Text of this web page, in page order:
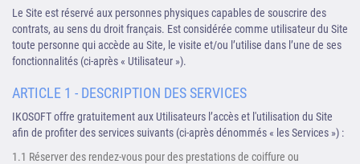
Le Site est réservé aux personnes physiques capables de souscrire des
contrats, au sens du droit français. Est considérée comme utilisateur du Site
toute personne qui accède au Site, le visite et/ou l’utilise dans l’une de ses
fonctionnalités (ci-après « Utilisateur »).
ARTICLE 1 - DESCRIPTION DES SERVICES
IKOSOFT offre gratuitement aux Utilisateurs l’accès et l'utilisation du Site
afin de profiter des services suivants (ci-après dénommés « les Services ») :
1.1 Réserver des rendez-vous pour des prestations de coiffure ou